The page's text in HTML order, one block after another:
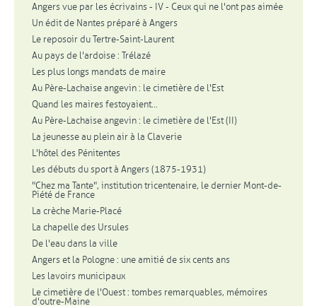
Angers vue par les écrivains - IV - Ceux qui ne l'ont pas aimée
Un édit de Nantes préparé à Angers
Le reposoir du Tertre-Saint-Laurent
Au pays de l'ardoise : Trélazé
Les plus longs mandats de maire
Au Père-Lachaise angevin : le cimetière de l'Est
Quand les maires festoyaient...
Au Père-Lachaise angevin : le cimetière de l'Est (II)
La jeunesse au plein air à la Claverie
L'hôtel des Pénitentes
Les débuts du sport à Angers (1875-1931)
"Chez ma Tante", institution tricentenaire, le dernier Mont-de-
Piété de France
La crèche Marie-Placé
La chapelle des Ursules
De l'eau dans la ville
Angers et la Pologne : une amitié de six cents ans
Les lavoirs municipaux
Le cimetière de l'Ouest : tombes remarquables, mémoires
d'outre-Maine